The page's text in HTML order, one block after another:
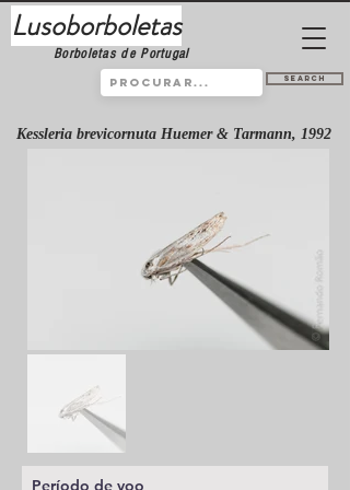
Lusoborboletas
Borboletas de Portugal
Search
Kessleria brevicornuta Huemer & Tarmann, 1992
Período de voo